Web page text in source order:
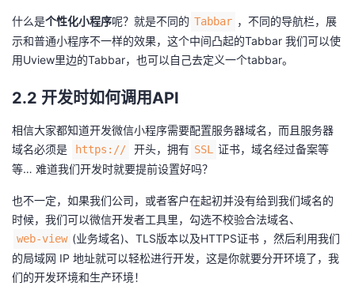
什么是个性化小程序呢？就是不同的 Tabbar ，不同的导航栏，展
示和普通小程序不一样的效果，这个中间凸起的Tabbar 我们可以使
用Uview里边的Tabbar，也可以自己去定义一个tabbar。
2.2 开发时如何调用API
相信大家都知道开发微信小程序需要配置服务器域名，而且服务器
域名必须是
https:// 开头，拥有 SSL 证书，域名经过备案等
等… 难道我们开发时就要提前设置好吗？
也不一定，如果我们公司，或者客户在起初并没有给到我们域名的
时候，我们可以微信开发者工具里，勾选不校验合法域名、
web-view (业务域名)、TLS版本以及HTTPS证书 ，然后利用我们
的局域网 IP 地址就可以轻松进行开发，这是你就要分开环境了，我
们的开发环境和生产环境！